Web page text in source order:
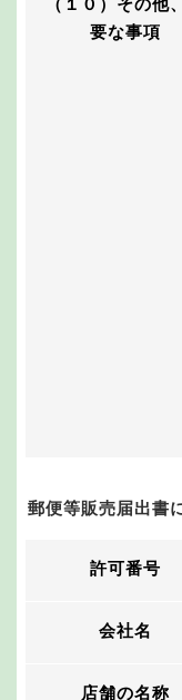
（１０）その他
要な事項
郵便等販売届出書
許可番号
会社名
店舗の名称